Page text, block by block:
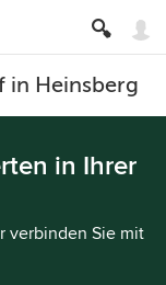
in Heinsberg
in Ihrer
verbinden Sie mit